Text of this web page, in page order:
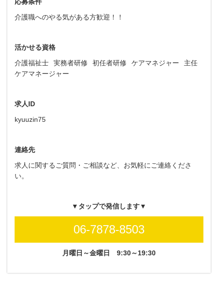
介護職へのやる気がある方歓迎！！
活かせる資格
介護福祉士
実務者研修 初任者研修 ケアマネジャー
主任
ケアマネージャー
求人ID
kyuuzin75
連絡先
求人に関するご質問・ご相談など、お気軽にご連絡くださ
い。
▼タップで発信します▼
06-7878-8503
月曜日～金曜日 9:30～19:30